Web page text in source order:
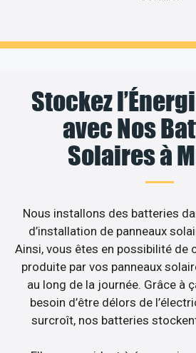
Stockez
avec Nos
Solaires à
Nous installons des batteries
d’installation de panneaux
Ainsi, vous êtes en possibilité de
produite par vos panneaux
au long de la journée. Grâce à
besoin d’être délors de
surcroît, nos batteries